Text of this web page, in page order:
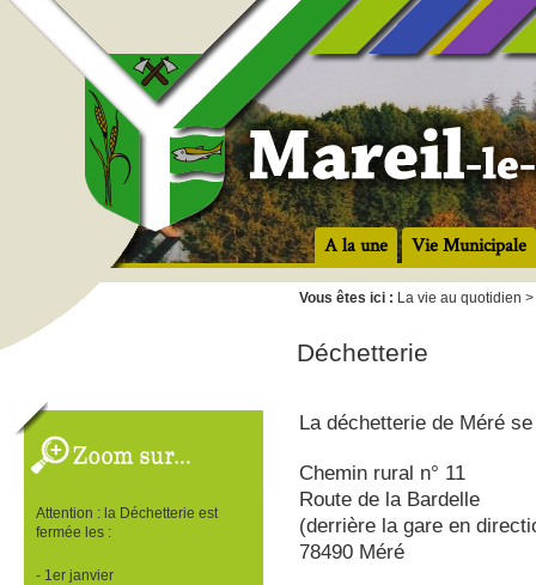
A la une Vie Municipale
Vous êtes ici : La vie au quotidien
Déchetterie
Attention : la Déchetterie est
fermée les :
- 1er janvier
La déchetterie de Méré
Chemin rural n° 11
Route de la Bardelle
(derrière la gare en
78490 Méré